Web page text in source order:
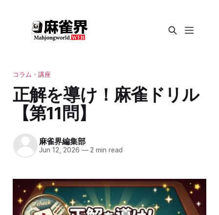
コラム・講座
正解を導け！麻雀ドリル
【第11問】
麻雀界編集部
Jun 12, 2026 —2 min read